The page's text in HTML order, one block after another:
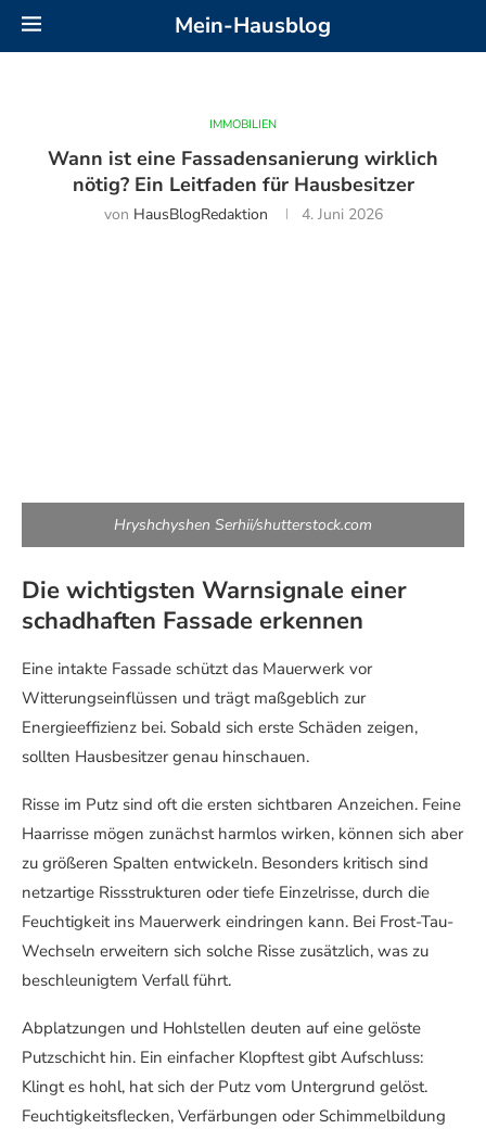
Mein-Hausblog
IMMOBILIEN
Wann ist eine Fassadensanierung wirklich
nötig? Ein Leitfaden für Hausbesitzer
von HausBlogRedaktion 4. Juni 2026
Hryshchyshen Serhii/shutterstock.com
Die wichtigsten Warnsignale einer
schadhaften Fassade erkennen
Eine intakte Fassade schützt das Mauerwerk vor
Witterungseinflüssen und trägt maßgeblich zur
Energieeffizienz bei. Sobald sich erste Schäden zeigen,
sollten Hausbesitzer genau hinschauen.
Risse im Putz sind oft die ersten sichtbaren Anzeichen. Feine
Haarrisse mögen zunächst harmlos wirken, können sich aber
zu größeren Spalten entwickeln. Besonders kritisch sind
netzartige Rissstrukturen oder tiefe Einzelrisse, durch die
Feuchtigkeit ins Mauerwerk eindringen kann. Bei Frost-Tau-
Wechseln erweitern sich solche Risse zusätzlich, was zu
beschleunigtem Verfall führt.
Abplatzungen und Hohlstellen deuten auf eine gelöste
Putzschicht hin. Ein einfacher Klopftest gibt Aufschluss:
Klingt es hohl, hat sich der Putz vom Untergrund gelöst.
Feuchtigkeitsflecken, Verfärbungen oder Schimmelbildung